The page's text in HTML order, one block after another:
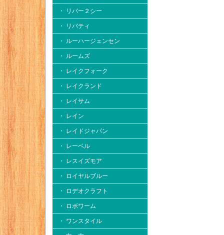
・ リバー２シー
・ リバティ
・ ルーハージェンセン
・ ルームズ
・ レイクフォーク
・ レイクランド
・ レイサム
・ レイン
・ レイドジャパン
・ レーベル
・ レスイズモア
・ ロイヤルブルー
・ ロデオクラフト
・ ロボワーム
・ ワンスタイル